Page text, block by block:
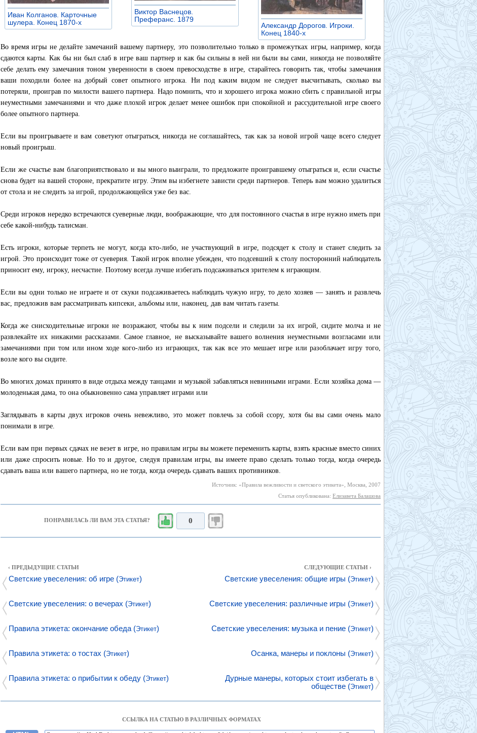
Иван Колганов. Карточные
шулера. Конец 1870-х
Виктор Васнецов.
Преферанс. 1879
Александр Дорогов. Игроки.
Конец 1840-х
Во время игры не делайте замечаний вашему партнеру, это позволительно только в промежутках игры, например, когда
сдаются карты. Как бы ни был слаб в игре ваш партнер и как бы сильны в ней ни были вы сами, никогда не позволяйте
себе делать ему замечания тоном уверенности в своем превосходстве в игре, старайтесь говорить так, чтобы замечания
ваши походили более на добрый совет опытного игрока. Ни под каким видом не следует высчитывать, сколько вы
потеряли, проиграв по милости вашего партнера. Надо помнить, что и хорошего игрока можно сбить с правильной игры
неуместными замечаниями и что даже плохой игрок делает менее ошибок при спокойной и рассудительной игре своего
более опытного партнера.
Если вы проигрываете и вам советуют отыграться, никогда не соглашайтесь, так как за новой игрой чаще всего следует
новый проигрыш.
Если же счастье вам благоприятствовало и вы много выиграли, то предложите проигравшему отыграться и, если счастье
снова будет на вашей стороне, прекратите игру. Этим вы избегнете зависти среди партнеров. Теперь вам можно удалиться
от стола и не следить за игрой, продолжающейся уже без вас.
Среди игроков нередко встречаются суеверные люди, воображающие, что для постоянного счастья в игре нужно иметь при
себе какой-нибудь талисман.
Есть игроки, которые терпеть не могут, когда кто-либо, не участвующий в игре, подсядет к столу и станет следить за
игрой. Это происходит тоже от суеверия. Такой игрок вполне убежден, что подсевший к столу посторонний наблюдатель
приносит ему, игроку, несчастие. Поэтому всегда лучше избегать подсаживаться зрителем к играющим.
Если вы одни только не играете и от скуки подсаживаетесь наблюдать чужую игру, то дело хозяев — занять и развлечь
вас, предложив вам рассматривать кипсеки, альбомы или, наконец, дав вам читать газеты.
Когда же снисходительные игроки не возражают, чтобы вы к ним подсели и следили за их игрой, сидите молча и не
развлекайте их никакими рассказами. Самое главное, не высказывайте вашего волнения неуместными возгласами или
замечаниями при том или ином ходе кого-либо из играющих, так как все это мешает игре или разоблачает игру того,
возле кого вы сидите.
Во многих домах принято в виде отдыха между танцами и музыкой забавляться невинными играми. Если хозяйка дома —
молоденькая дама, то она обыкновенно сама управляет играми или
Заглядывать в карты двух игроков очень невежливо, это может повлечь за собой ссору, хотя бы вы сами очень мало
понимали в игре.
Если вам при первых сдачах не везет в игре, но правилам игры вы можете переменить карты, взять красные вместо синих
или даже спросить новые. Но то и другое, следуя правилам игры, вы имеете право сделать только тогда, когда очередь
сдавать ваша или вашего партнера, но не тогда, когда очередь сдавать ваших противников.
Источник: «Правила вежливости и светского этикета», Москва, 2007
Статья опубликована: Елизавета Балашова
ПОНРАВИЛАСЬ ЛИ ВАМ ЭТА СТАТЬЯ? 0
‹ ПРЕДЫДУЩИЕ СТАТЬИ
Светские увеселения: об игре (Этикет)
Светские увеселения: о вечерах (Этикет)
Правила этикета: окончание обеда (Этикет)
Правила этикета: о тостах (Этикет)
Правила этикета: о прибытии к обеду (Этикет)
СЛЕДУЮЩИЕ СТАТЬИ ›
Светские увеселения: общие игры (Этикет)
Светские увеселения: различные игры (Этикет)
Светские увеселения: музыка и пение (Этикет)
Осанка, манеры и поклоны (Этикет)
Дурные манеры, которых стоит избегать в
обществе (Этикет)
ССЫЛКА НА СТАТЬЮ В РАЗЛИЧНЫХ ФОРМАТАХ